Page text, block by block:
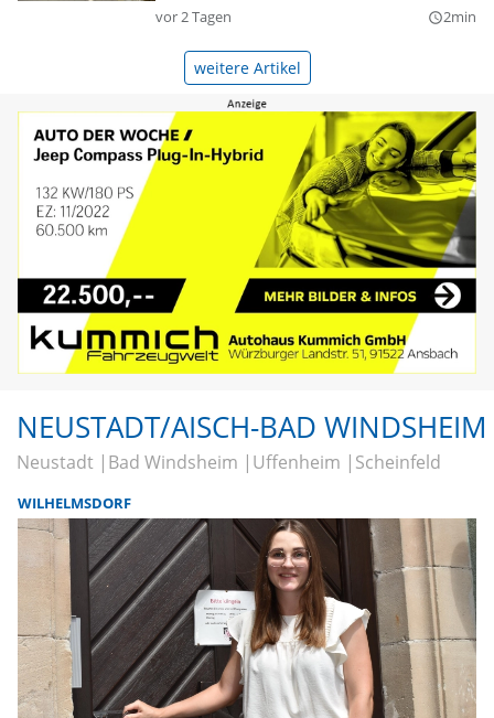
vor 2 Tagen query_builder2min
weitere Artikel
NEUSTADT/AISCH-BAD WINDSHEIM
Neustadt Bad Windsheim Uffenheim Scheinfeld
WILHELMSDORF